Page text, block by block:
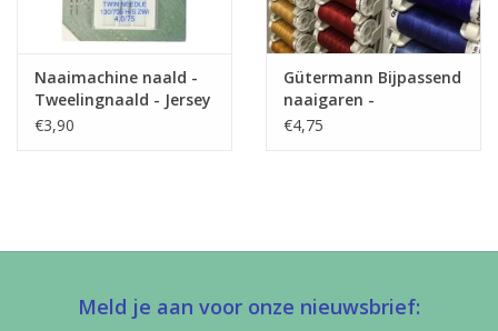
Naaimachine naald -
Tweelingnaald - Jersey
€3,90
Gütermann Bijpassend
naaigaren -
Allesnaaigaren 200m
€4,75
Meld je aan voor onze nieuwsbrief: